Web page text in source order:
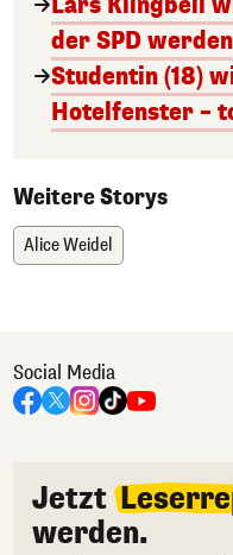
der SPD werden
Studentin (18)
Hotelfenster –
Weitere Storys
Alice Weidel
Social Media
Jetzt
werden.